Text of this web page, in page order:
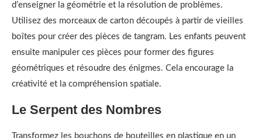
d’enseigner la géométrie et la résolution de problèmes.
Utilisez des morceaux de carton découpés à partir de vieilles
boîtes pour créer des pièces de tangram. Les enfants peuvent
ensuite manipuler ces pièces pour former des figures
géométriques et résoudre des énigmes. Cela encourage la
créativité et la compréhension spatiale.
Le Serpent des Nombres
Transformez les bouchons de bouteilles en plastique en un